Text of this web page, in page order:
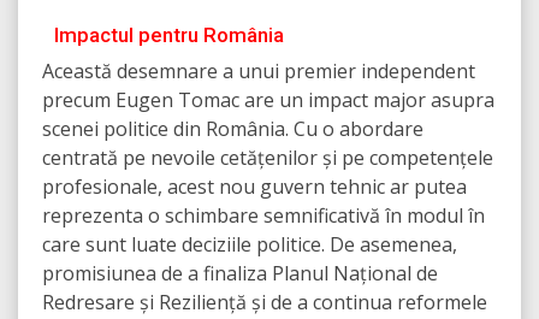
Impactul pentru România
Această desemnare a unui premier independent
precum Eugen Tomac are un impact major asupra
scenei politice din România. Cu o abordare
centrată pe nevoile cetățenilor și pe competențele
profesionale, acest nou guvern tehnic ar putea
reprezenta o schimbare semnificativă în modul în
care sunt luate deciziile politice. De asemenea,
promisiunea de a finaliza Planul Național de
Redresare și Reziliență și de a continua reformele